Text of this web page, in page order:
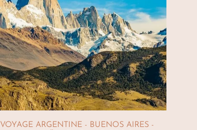
VOYAGE ARGENTINE - BUENOS AIRES -